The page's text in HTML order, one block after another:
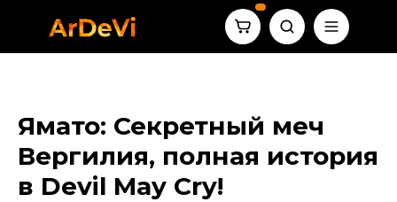
Ямато: Секретный меч
Вергилия, полная история
в Devil May Cry!